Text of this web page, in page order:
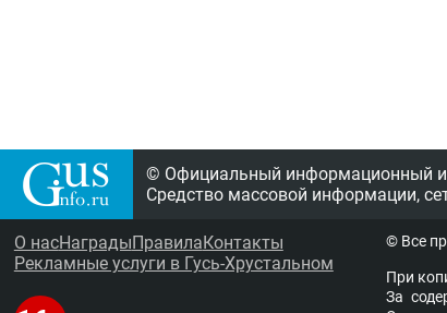
© Официальный информационный
Средство массовой информации,
О насНаграды Правила Контакты
Рекламные услуги в Гусь-Хрустальном
© Все
При
За